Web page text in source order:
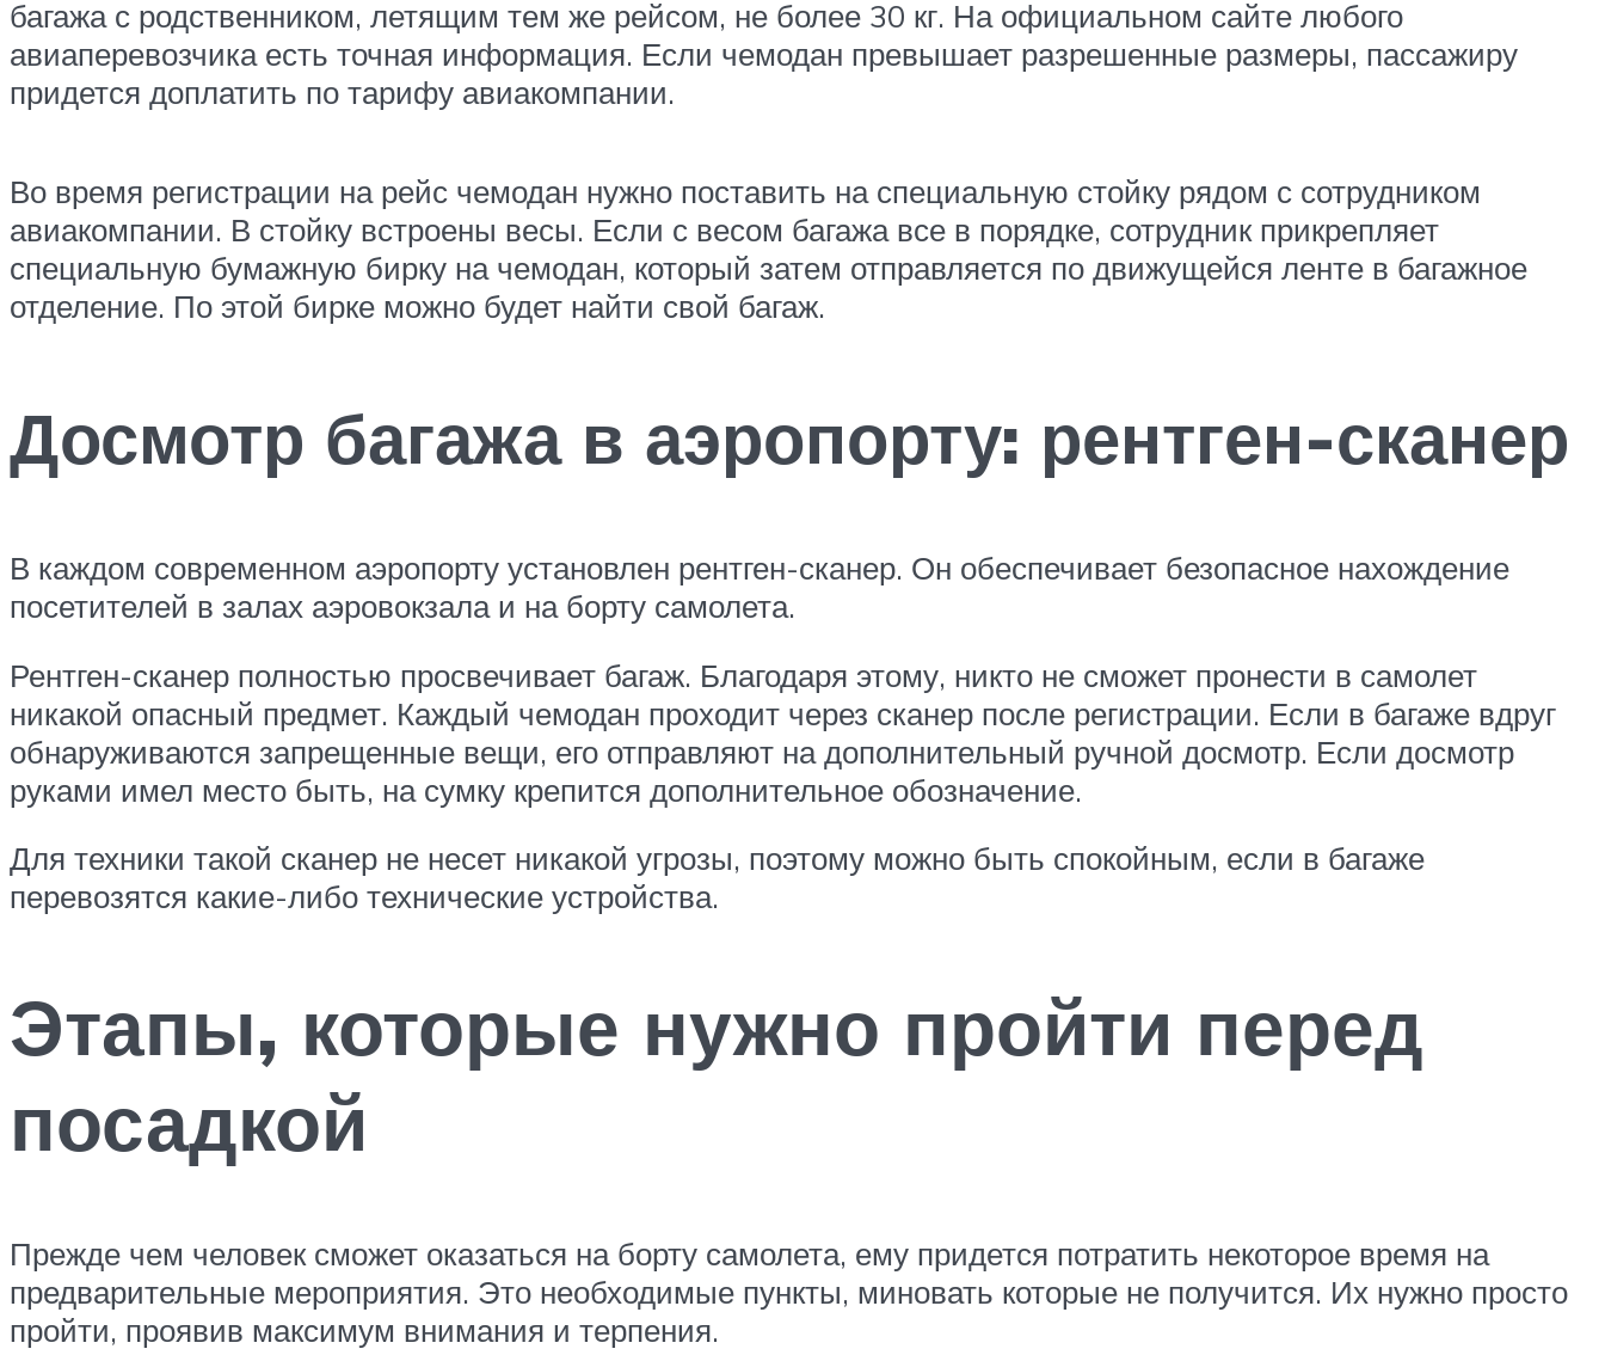
багажа с родственником, летящим тем же рейсом, не более 30 кг. На официальном сайте любого
авиаперевозчика есть точная информация. Если чемодан превышает разрешенные размеры, пассажиру
придется доплатить по тарифу авиакомпании.
Во время регистрации на рейс чемодан нужно поставить на специальную стойку рядом с сотрудником
авиакомпании. В стойку встроены весы. Если с весом багажа все в порядке, сотрудник прикрепляет
специальную бумажную бирку на чемодан, который затем отправляется по движущейся ленте в багажное
отделение. По этой бирке можно будет найти свой багаж.
Досмотр багажа в аэропорту: рентген-сканер
В каждом современном аэропорту установлен рентген-сканер. Он обеспечивает безопасное нахождение
посетителей в залах аэровокзала и на борту самолета.
Рентген-сканер полностью просвечивает багаж. Благодаря этому, никто не сможет пронести в самолет
никакой опасный предмет. Каждый чемодан проходит через сканер после регистрации. Если в багаже вдруг
обнаруживаются запрещенные вещи, его отправляют на дополнительный ручной досмотр. Если досмотр
руками имел место быть, на сумку крепится дополнительное обозначение.
Для техники такой сканер не несет никакой угрозы, поэтому можно быть спокойным, если в багаже
перевозятся какие-либо технические устройства.
Этапы, которые нужно пройти перед
посадкой
Прежде чем человек сможет оказаться на борту самолета, ему придется потратить некоторое время на
предварительные мероприятия. Это необходимые пункты, миновать которые не получится. Их нужно просто
пройти, проявив максимум внимания и терпения.